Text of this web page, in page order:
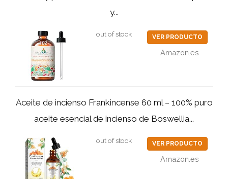
y...
out of stock VER PRODUCTO
Amazon.es
Aceite de incienso Frankincense 60 ml – 100% puro
aceite esencial de incienso de Boswellia...
out of stock VER PRODUCTO
Amazon.es